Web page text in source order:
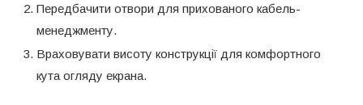
Передбачити отвори для прихованого кабель-
менеджменту.
Враховувати висоту конструкції для комфортного
кута огляду екрана.